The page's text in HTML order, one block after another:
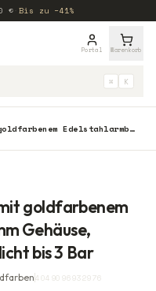
€ Bis zu −41%
Portal Warenkorb
⌘ K
Just Watch Damenuhr mit goldfarbenem Edelstahlarmband, 36mm Gehäuse, Quarz-Analog, wasserdicht bis 3 Bar
goldfarbenem
Gehäuse,
bis 3 Bar
4049096932976